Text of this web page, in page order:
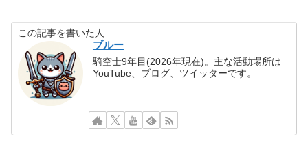
この記事を書いた人
ブルー
騎空士9年目(2026年現在)。主な活動場所は
YouTube、ブログ、ツイッターです。